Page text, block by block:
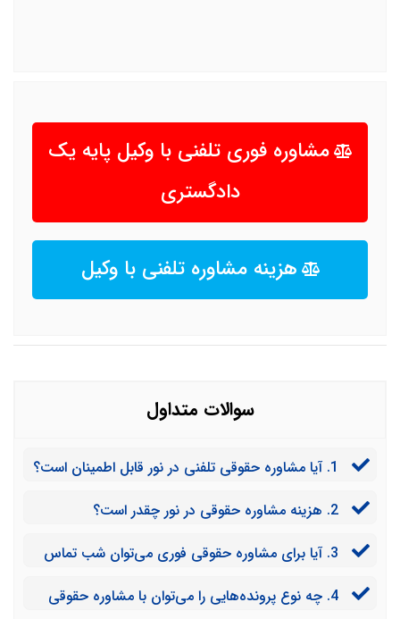
مشاوره فوری تلفنی با وکیل پایه یک
دادگستری
هزینه مشاوره تلفنی با وکیل
سوالات متداول
2. هزینه مشاوره حقوقی در نور چقدر است؟
3. آیا برای مشاوره حقوقی فوری می‌توان شب تماس
4. چه نوع پرونده‌هایی را می‌توان با مشاوره حقوقی